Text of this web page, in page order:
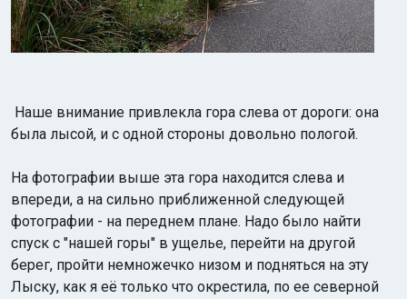
Наше внимание привлекла гора слева от дороги: она
была лысой, и с одной стороны довольно пологой.
На фотографии выше эта гора находится слева и
впереди, а на сильно приближенной следующей
фотографии - на переднем плане. Надо было найти
спуск с "нашей горы" в ущелье, перейти на другой
берег, пройти немножечко низом и подняться на эту
Лыску, как я её только что окрестила, по ее северной